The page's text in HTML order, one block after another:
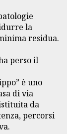
la
residua.
perso il
è uno
di via
da
percorsi